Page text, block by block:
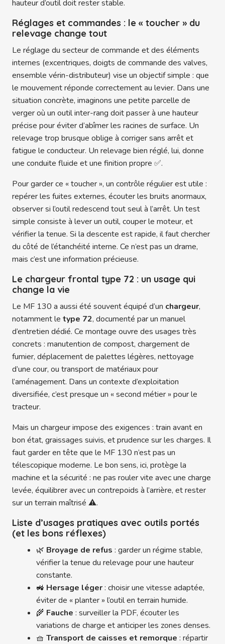
hauteur d’outil doit rester stable.
Réglages et commandes : le « toucher » du
relevage change tout
Le réglage du secteur de commande et des éléments
internes (excentriques, doigts de commande des valves,
ensemble vérin-distributeur) vise un objectif simple : que
le mouvement réponde correctement au levier. Dans une
situation concrète, imaginons une petite parcelle de
verger où un outil inter-rang doit passer à une hauteur
précise pour éviter d’abîmer les racines de surface. Un
relevage trop brusque oblige à corriger sans arrêt et
fatigue le conducteur. Un relevage bien réglé, lui, donne
une conduite fluide et une finition propre ✅.
Pour garder ce « toucher », un contrôle régulier est utile :
repérer les fuites externes, écouter les bruits anormaux,
observer si l’outil redescend tout seul à l’arrêt. Un test
simple consiste à lever un outil, couper le moteur, et
vérifier la tenue. Si la descente est rapide, il faut chercher
du côté de l’étanchéité interne. Ce n’est pas un drame,
mais c’est une information précieuse.
Le chargeur frontal type 72 : un usage qui
change la vie
Le MF 130 a aussi été souvent équipé d’un chargeur,
notamment le type 72, documenté par un manuel
d’entretien dédié. Ce montage ouvre des usages très
concrets : manutention de compost, chargement de
fumier, déplacement de palettes légères, nettoyage
d’une cour, ou transport de matériaux pour
l’aménagement. Dans un contexte d’exploitation
diversifiée, c’est presque un « second métier » pour le
tracteur.
Mais un chargeur impose des exigences : train avant en
bon état, graissages suivis, et prudence sur les charges. Il
faut garder en tête que le MF 130 n’est pas un
télescopique moderne. Le bon sens, ici, protège la
machine et la sécurité : ne pas rouler vite avec une charge
levée, équilibrer avec un contrepoids à l’arrière, et rester
sur un terrain maîtrisé ⚠️.
Liste d’usages pratiques avec outils portés
(et les bons réflexes)
🌿 Broyage de refus : garder un régime stable,
vérifier la tenue du relevage pour une hauteur
constante.
🚜 Hersage léger: choisir une vitesse adaptée,
éviter de « planter » l’outil en terrain humide.
🌾 Fauche : surveiller la PDF, écouter les
variations de charge et anticiper les zones denses.
🧺 Transport de caisses et remorque : répartir